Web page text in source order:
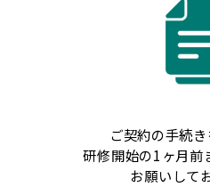
ご契約の手続き
研修開始の1ヶ月前
お願いして